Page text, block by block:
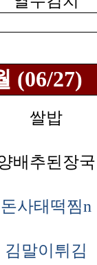
(06/27)
쌀밥
배추된장국
돈사태떡찜n
김말이튀김